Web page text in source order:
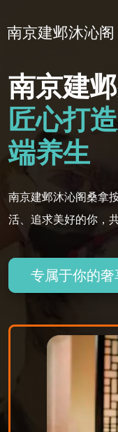
南京建邺沐沁阁
南京建
匠心打
端养生
南京建邺沐沁阁桑拿
活、追求美好的你，
专属于你的